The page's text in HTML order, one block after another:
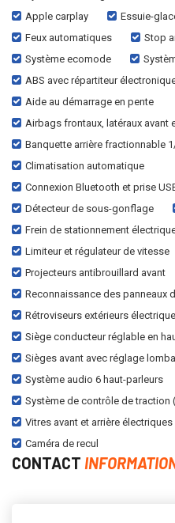
Apple carplay
Essuie-
Feux automatiques
Stop
Système ecomode
ABS avec répartiteur
Aide au démarrage en pente
Airbags frontaux, latéraux avant
Banquette arrière fractionnable
Climatisation automatique
Connexion Bluetooth et prise
Détecteur de sous-gonflage
Frein de stationnement
Limiteur et régulateur de vitesse
Projecteurs antibrouillard avant
Reconnaissance des panneaux
Rétroviseurs extérieurs
Siège conducteur réglable en
Sièges avant avec réglage
Système audio 6 haut-parleurs
Système de contrôle de traction
Vitres avant et arrière électriques
Caméra de recul
CONTACT